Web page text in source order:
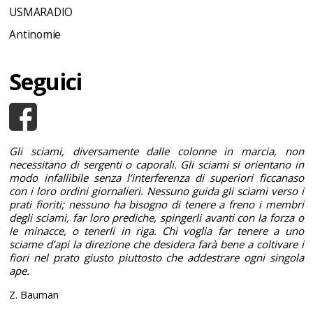
USMARADIO
Antinomie
Seguici
Gli sciami, diversamente dalle colonne in marcia, non
necessitano di sergenti o caporali. Gli sciami si orientano in
modo infallibile senza l’interferenza di superiori ficcanaso
con i loro ordini giornalieri. Nessuno guida gli sciami verso i
prati fioriti; nessuno ha bisogno di tenere a freno i membri
degli sciami, far loro prediche, spingerli avanti con la forza o
le minacce, o tenerli in riga. Chi voglia far tenere a uno
sciame d’api la direzione che desidera farà bene a coltivare i
fiori nel prato giusto piuttosto che addestrare ogni singola
ape.
Z. Bauman